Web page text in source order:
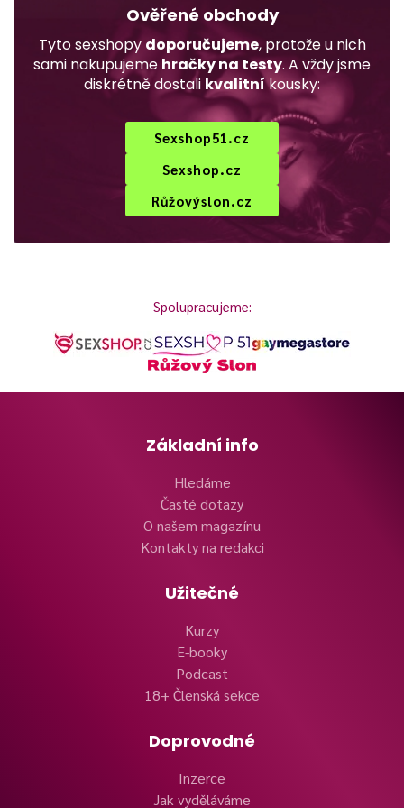
Ověřené obchody
Tyto sexshopy doporučujeme, protože u nich
sami nakupujeme hračky na testy. A vždy jsme
diskrétně dostali kvalitníkousky:
Sexshop51.cz
Sexshop.cz
Růžovýslon.cz
Spolupracujeme:
Základní info
Hledáme
Časté dotazy
O našem magazínu
Kontakty na redakci
Užitečné
Kurzy
E-booky
Podcast
18+ Členská sekce
Doprovodné
Inzerce
Jak vyděláváme